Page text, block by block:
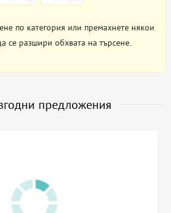
по категория или премахнете някои
се разшири обхвата на търсене.
предложения